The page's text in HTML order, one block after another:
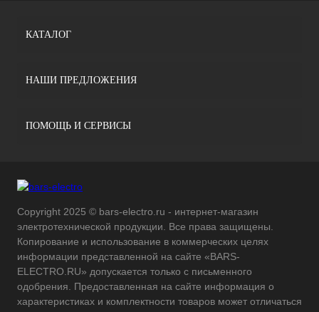
КАТАЛОГ
НАШИ ПРЕДЛОЖЕНИЯ
ПОМОЩЬ И СЕРВИСЫ
Copyright 2025 © bars-electro.ru - интернет-магазин
электротехнической продукции. Все права защищены.
Копирование и использование в коммерческих целях
информации представленной на сайте «BARS-
ELECTRO.RU» допускается только с письменного
одобрения. Предоставленная на сайте информация о
характеристиках и комплектности товаров может отличаться